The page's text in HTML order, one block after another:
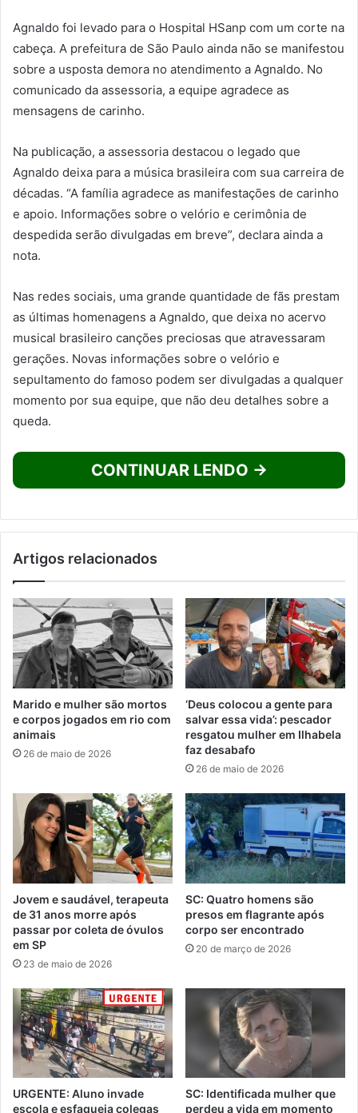
Agnaldo foi levado para o Hospital HSanp com um corte na
cabeça. A prefeitura de São Paulo ainda não se manifestou
sobre a usposta demora no atendimento a Agnaldo. No
comunicado da assessoria, a equipe agradece as
mensagens de carinho.
Na publicação, a assessoria destacou o legado que
Agnaldo deixa para a música brasileira com sua carreira de
décadas. “A família agradece as manifestações de carinho
e apoio. Informações sobre o velório e cerimônia de
despedida serão divulgadas em breve”, declara ainda a
nota.
Nas redes sociais, uma grande quantidade de fãs prestam
as últimas homenagens a Agnaldo, que deixa no acervo
musical brasileiro canções preciosas que atravessaram
gerações. Novas informações sobre o velório e
sepultamento do famoso podem ser divulgadas a qualquer
momento por sua equipe, que não deu detalhes sobre a
queda.
CONTINUAR LENDO →
Artigos relacionados
Marido e mulher são mortos
e corpos jogados em rio com
animais
26 de maio de 2026
‘Deus colocou a gente para
salvar essa vida’: pescador
resgatou mulher em Ilhabela
faz desabafo
26 de maio de 2026
Jovem e saudável, terapeuta
de 31 anos morre após
passar por coleta de óvulos
em SP
23 de maio de 2026
SC: Quatro homens são
presos em flagrante após
corpo ser encontrado
20 de março de 2026
URGENTE: Aluno invade
escola e esfaqueia colegas
SC: Identificada mulher que
perdeu a vida em momento